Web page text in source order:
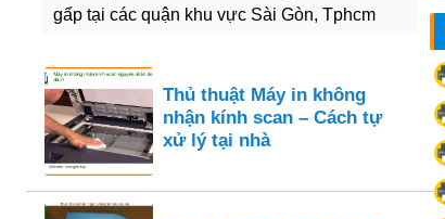
gấp tại các quận khu vực Sài Gòn, Tphcm
Thủ thuật Máy in không
nhận kính scan – Cách tự
xử lý tại nhà